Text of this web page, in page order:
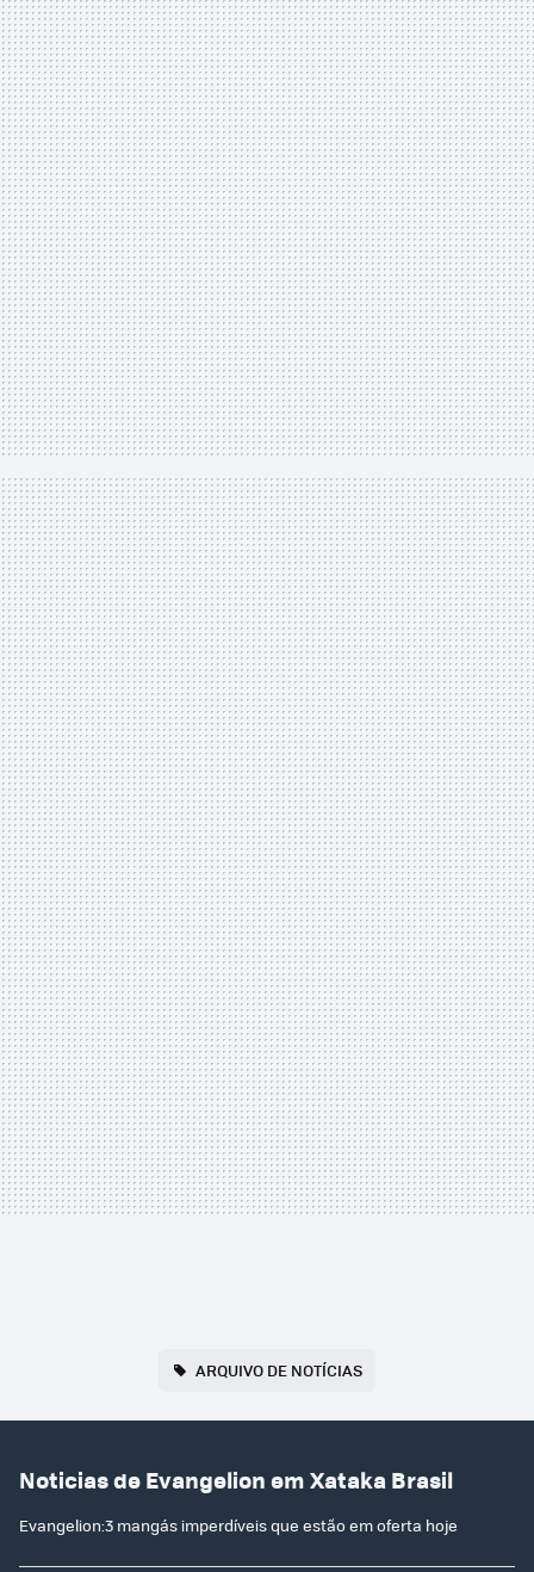
ARQUIVO DE NOTÍCIAS
Noticias de Evangelion em Xataka Brasil
Evangelion:3 mangás imperdíveis que estão em oferta hoje